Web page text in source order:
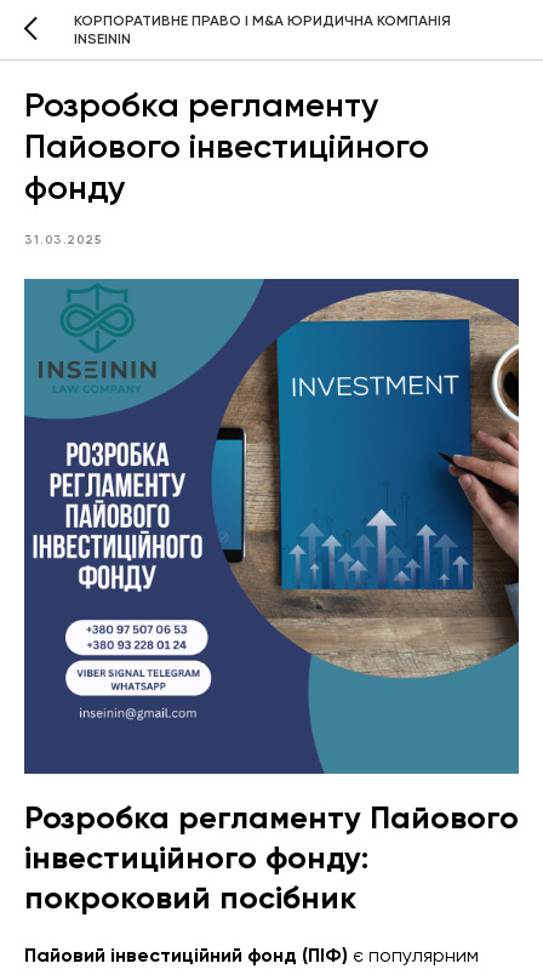
КОРПОРАТИВНЕ ПРАВО І M&A ЮРИДИЧНА КОМПАНІЯ
INSEININ
Розробка регламенту
Пайового інвестиційного
фонду
31.03.2025
Розробка регламенту Пайового
інвестиційного фонду:
покроковий посібник
Пайовий інвестиційний фонд (ПІФ) є популярним